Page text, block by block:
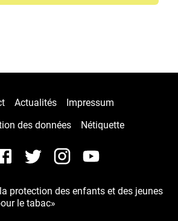
Actualités
Impressum
des données
Nétiquette
protection des enfants et des jeunes
le tabac»